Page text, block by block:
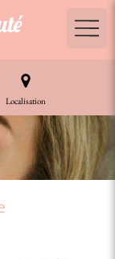
Localisation